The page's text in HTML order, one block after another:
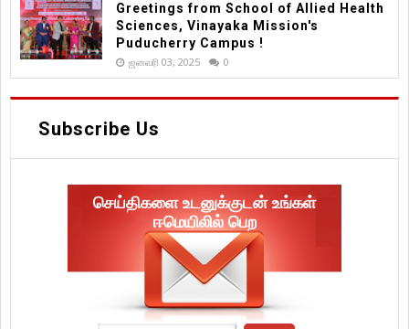
Greetings from School of Allied Health
Sciences, Vinayaka Mission's
Puducherry Campus !
ஜனவரி 03, 2025 0
Subscribe Us
செய்திகளை உடனுக்குடன் உங்கள்
ஈமெயிலில் பெற